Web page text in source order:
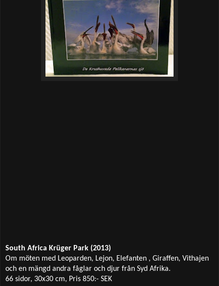
South Africa Krüger Park (2013)
Om möten med Leoparden, Lejon, Elefanten , Giraffen, Vithajen
och en mängd andra fåglar och djur från Syd Afrika.
66 sidor, 30x30 cm, Pris 850:- SEK